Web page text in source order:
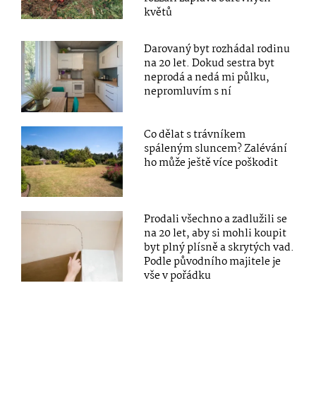
květů
Darovaný byt rozhádal rodinu
na 20 let. Dokud sestra byt
neprodá a nedá mi půlku,
nepromluvím s ní
Co dělat s trávníkem
spáleným sluncem? Zalévání
ho může ještě více poškodit
Prodali všechno a zadlužili se
na 20 let, aby si mohli koupit
byt plný plísně a skrytých vad.
Podle původního majitele je
vše v pořádku